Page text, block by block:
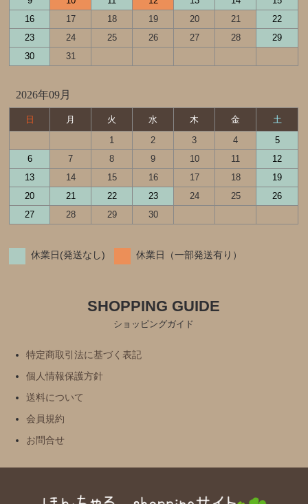
16
17 18 19 20 21
22
23
24 25 26 27 28
29
30
31
2026年09月
日 月 火 水 木 金
土
1
2 3 4
5
6
7 8 9 10 11
12
13
14 15 16 17 18
19
20
21 22 23 24 25
26
27
28 29 30
休業日(発送なし) 休業日（一部発送有り）
SHOPPING GUIDE
ショッピングガイド
特定商取引法に基づく表記
個人情報保護方針
送料について
会員規約
お問合せ